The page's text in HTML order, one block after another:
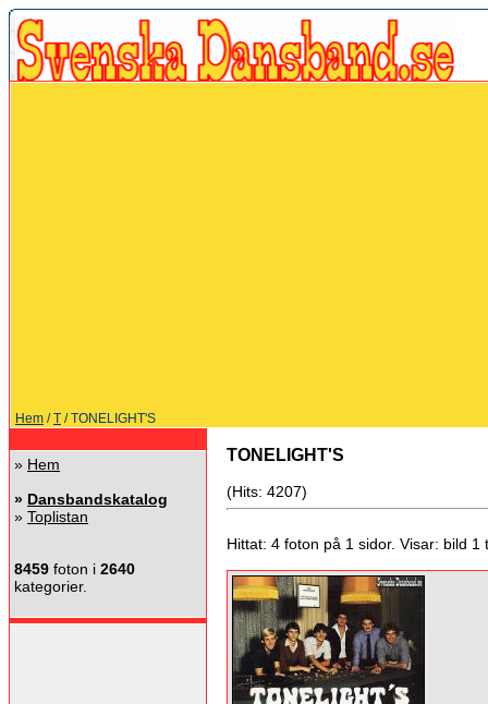
Hem /T / TONELIGHT'S
» Hem
» Dansbandskatalog
» Toplistan
8459 foton i 2640
kategorier.
TONELIGHT'S
(Hits: 4207)
Hittat: 4 foton på 1 sidor. Visar: bild 1